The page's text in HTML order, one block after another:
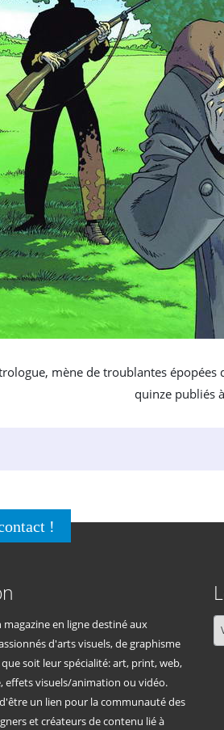
mène de troublantes
quinze publiés
!
en ligne destiné aux
d'arts visuels, de graphisme
soit leur spécialité: art, print, web,
effets visuels/animation ou vidéo.
un lien pour la communauté des
et créateurs de contenu lié à